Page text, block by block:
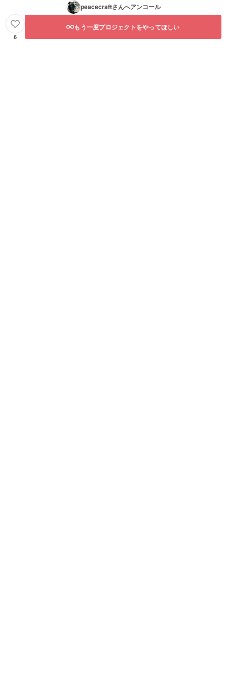
peacecraftさんへアンコール
6
もう一度プロジェクトをやってほしい